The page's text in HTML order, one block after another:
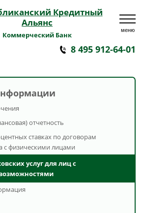
Кредитный
Альянс
Коммерческий Банк
меню
8 495 912-64-01
отчетность
ставках по договорам
с физическими лицами
услуг для лиц с